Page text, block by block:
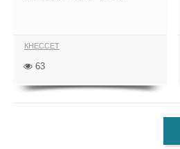
КНЕССЕТ
63